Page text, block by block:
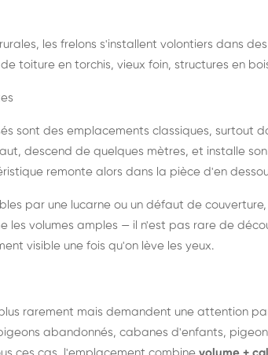
les frelons s'installent volontiers dans
toiture en torchis, vieux foin, structures en
sont des emplacements classiques, surtout
descend de quelques mètres, et installe
remonte alors dans la pièce d'en
par une lucarne ou un défaut de
les volumes amples — il n'est pas rare de
visible une fois qu'on lève les yeux.
rarement mais demandent une attention
abandonnés, cabanes d'enfants,